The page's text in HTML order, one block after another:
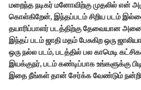
மறைந்த நடிகர் மனோவிற்கு முதலில் என்
கொள்கிறேன், இந்தப்படம் சிறிய படம்
தயாரிப்பாளர் படத்திற்கு தேவையான
இந்தப் படம் ஜாதி மதம் பேசுகிற ஒரு
ஒரு நல்ல படம், படத்தில் பல காமெடி
இயக்குநர், படம் கண்டிப்பாக உங்களுக்கு
இதை நீங்கள் தான் சேர்க்க வேண்டும்